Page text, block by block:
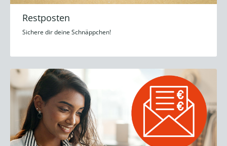
Restposten
Sichere dir deine Schnäppchen!